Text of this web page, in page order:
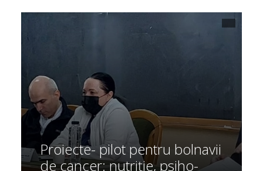
Proiecte- pilot pentru bolnavii
de cancer: nutriție, psiho-